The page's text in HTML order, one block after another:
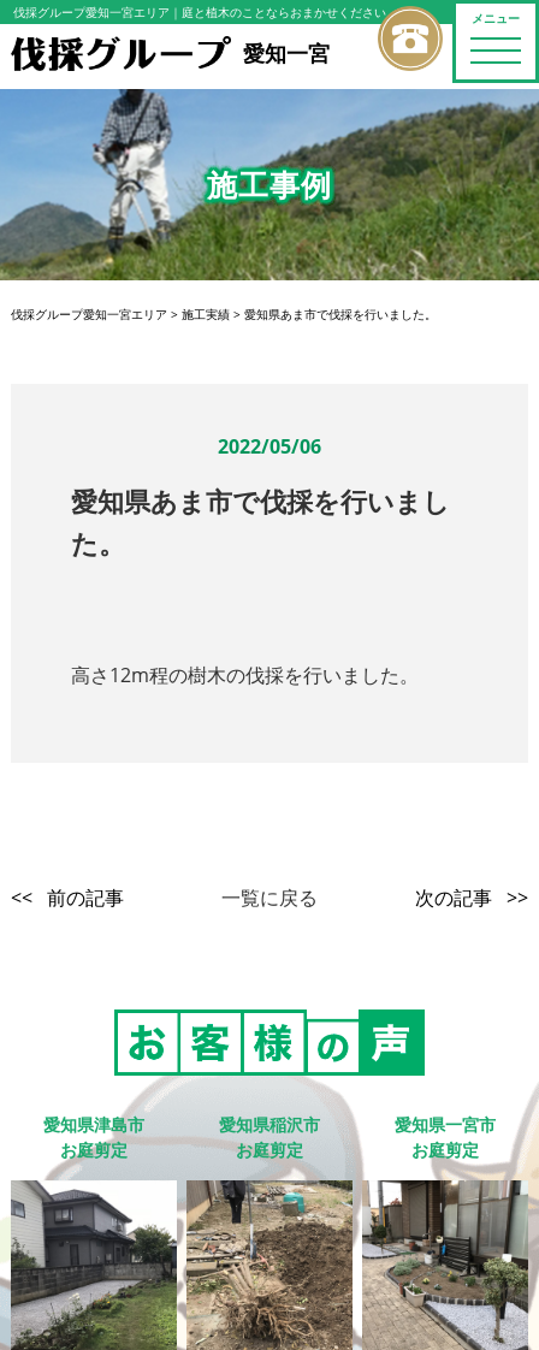
メニュー
toggle
伐採グループ愛知一宮エリア ｜庭と植木のことならおまかせください
愛知一宮
施工事例
伐採グループ愛知一宮エリア > 施工実績> 愛知県あま市で伐採を行いました。
2022/05/06
愛知県あま市で伐採を行いまし
た。
高さ12m程の樹木の伐採を行いました。
<< 前の記事 一覧に戻る 次の記事 >>
愛知県津島市
お庭剪定
愛知県稲沢市
お庭剪定
愛知県一宮市
お庭剪定